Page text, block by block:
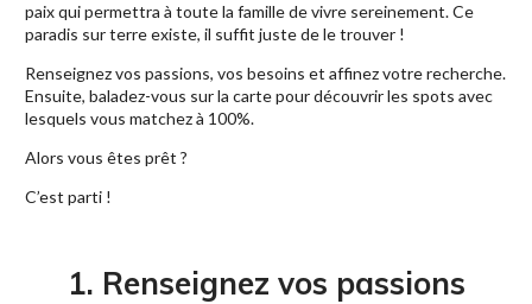
paix qui permettra à toute la famille de vivre sereinement. Ce
paradis sur terre existe, il suffit juste de le trouver !
Renseignez vos passions, vos besoins et affinez votre recherche.
Ensuite, baladez-vous sur la carte pour découvrir les spots avec
lesquels vous matchez à 100%.
Alors vous êtes prêt ?
C’est parti !
1. Renseignez vos passions